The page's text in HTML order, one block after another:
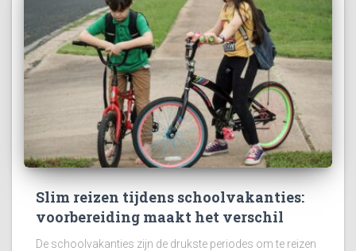
Slim reizen tijdens schoolvakanties:
voorbereiding maakt het verschil
De schoolvakanties zijn de drukste periodes om te reizen